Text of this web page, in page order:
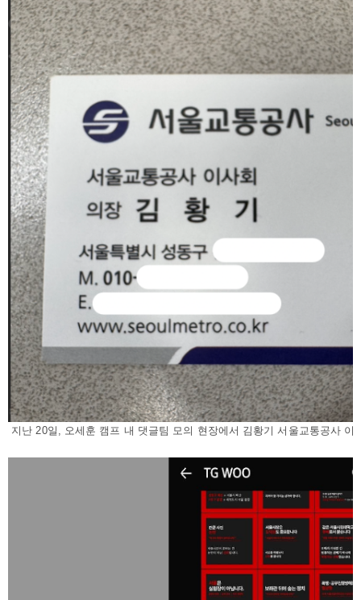
지난 20일, 오세훈 캠프 내 댓글팀 모의 현장에서 김황기 서울교통공사 이